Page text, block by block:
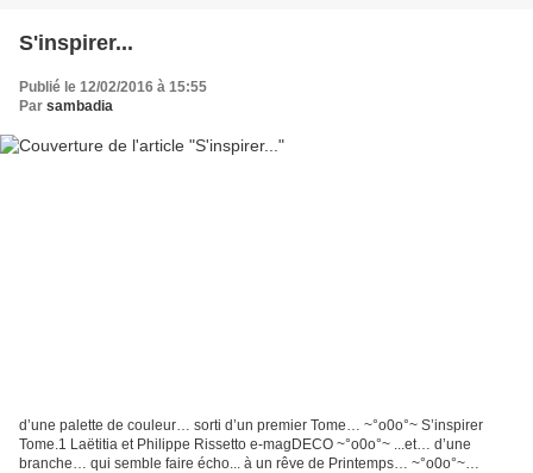
S'inspirer...
Publié le 12/02/2016 à 15:55
Par sambadia
d’une palette de couleur… sorti d’un premier Tome… ~°o0o°~ S’inspirer
Tome.1 Laëtitia et Philippe Rissetto e-magDECO ~°o0o°~ ...et… d’une
branche… qui semble faire écho... à un rêve de Printemps… ~°o0o°~